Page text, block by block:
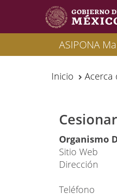
ASIPONA
Inicio Acerca
Organismo
Sitio Web
Dirección
Teléfono